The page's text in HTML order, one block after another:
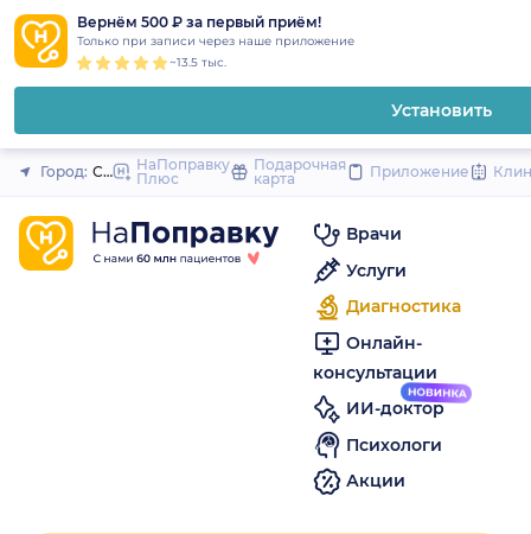
Вернём 500 ₽ за первый приём!
Только при записи через наше приложение
~13.5 тыс.
Установить
Закрыть
Город: Санкт-Петербург
НаПоправку
Плюс
Подарочная
карта
Приложение
Врачи
Услуги
Диагностика
Онлайн-
консультации
ИИ-доктор
Психологи
Акции